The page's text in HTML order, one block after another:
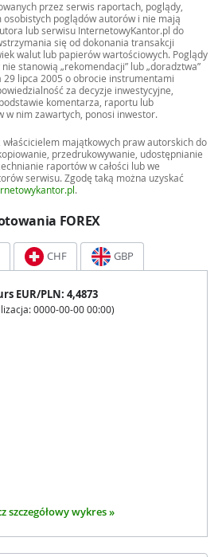
przez serwis raportach, poglądy,
osobistych poglądów autorów i nie mają
lub serwisu InternetowyKantor.pl do
się od dokonania transakcji
walut lub papierów wartościowych. Poglądy
stanowią „rekomendacji” lub „doradztwa”
29 lipca 2005 o obrocie instrumentami
za decyzje inwestycyjne,
komentarza, raportu lub
w nim zawartych, ponosi inwestor.
majątkowych praw autorskich do
przedrukowywanie, udostępnianie
raportów w całości lub we
serwisu. Zgodę taką można uzyskać
.
FOREX
CHF GBP
EUR/PLN: 4,4873
0000-00-00 00:00)
szczegółowy wykres »